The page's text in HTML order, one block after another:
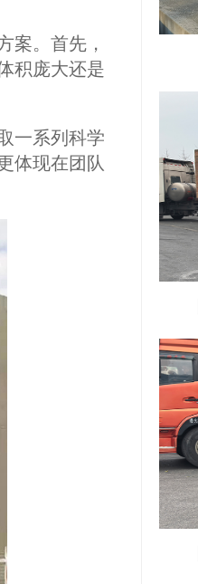
案。首先，
积庞大还是
一系列科学
体现在团队